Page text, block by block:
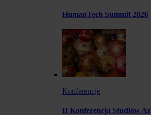
HumanTech Summit 2026
Konferencje
II Konferencja Studiów